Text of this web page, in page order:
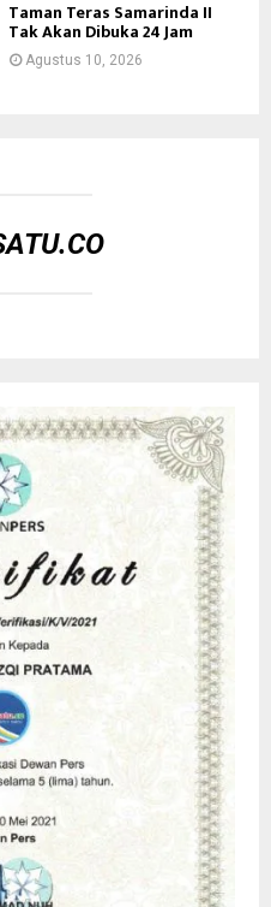
Taman Teras Samarinda II
Tak Akan Dibuka 24 Jam
Agustus 10, 2026